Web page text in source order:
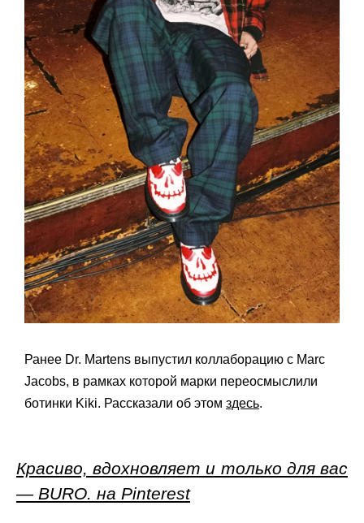
Ранее Dr. Martens выпустил коллаборацию с Marc
Jacobs, в рамках которой марки переосмыслили
ботинки Kiki. Рассказали об этом здесь.
Красиво, вдохновляет и только для вас
— BURO. на Pinterest